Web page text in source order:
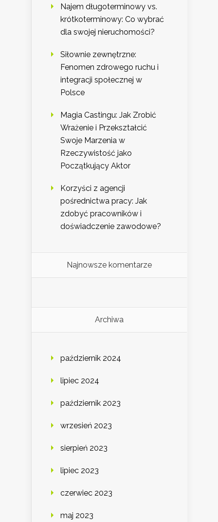
Najem długoterminowy vs.
krótkoterminowy: Co wybrać
dla swojej nieruchomości?
Siłownie zewnętrzne:
Fenomen zdrowego ruchu i
integracji społecznej w
Polsce
Magia Castingu: Jak Zrobić
Wrażenie i Przekształcić
Swoje Marzenia w
Rzeczywistość jako
Początkujący Aktor
Korzyści z agencji
pośrednictwa pracy: Jak
zdobyć pracowników i
doświadczenie zawodowe?
Najnowsze komentarze
Archiwa
październik 2024
lipiec 2024
październik 2023
wrzesień 2023
sierpień 2023
lipiec 2023
czerwiec 2023
maj 2023